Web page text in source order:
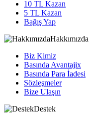
10 TL Kazan
5 TL Kazan
Bağış Yap
Hakkımızda
Biz Kimiz
Basında Avantajix
Basında Para İadesi
Sözleşmeler
Bize Ulaşın
Destek